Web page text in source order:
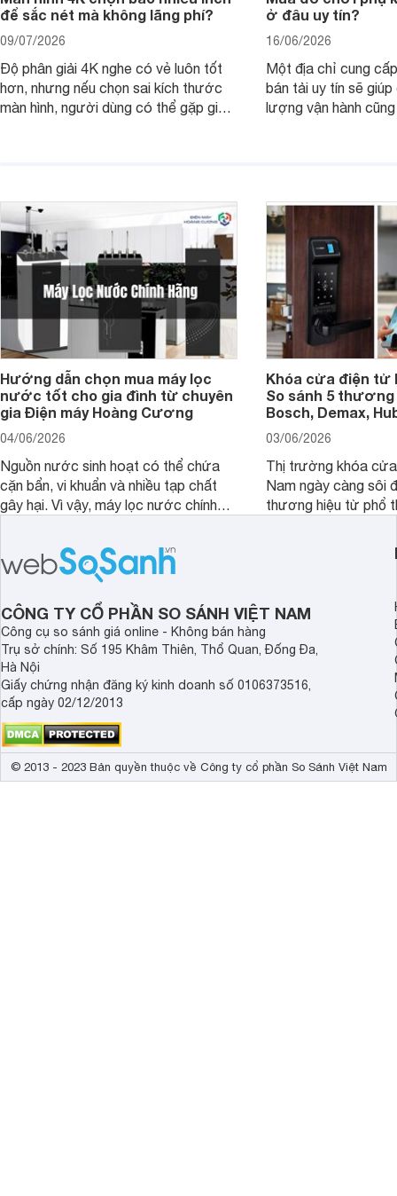
để sắc nét mà không lãng phí?
09/07/2026
Độ phân giải 4K nghe có vẻ luôn tốt
hơn, nhưng nếu chọn sai kích thước
màn hình, người dùng có thể gặp giao
ở đâu uy tín?
16/06/2026
Một địa chỉ cung
bán tải uy tín sẽ
lượng vận hành
Hướng dẫn chọn mua máy lọc
nước tốt cho gia đình từ chuyên
gia Điện máy Hoàng Cương
04/06/2026
Nguồn nước sinh hoạt có thể chứa
cặn bẩn, vi khuẩn và nhiều tạp chất
gây hại. Vì vậy, máy lọc nước chính
sức khỏe và đảm bảo nguồn nước
sạch cho cả gia đình.
Khóa cửa điện tử
So sánh 5 thương
Bosch, Demax,
03/06/2026
Thị trường khóa
Nam ngày càng sôi
thương hiệu từ phổ
cửa điện tử hãng
sẽ so sánh 5
Demax, Hubert và
CÔNG TY CỔ PHẦN SO SÁNH VIỆT NAM
Công cụ so sánh giá online - Không bán hàng
Trụ sở chính: Số 195 Khâm Thiên, Thổ Quan, Đống Đa,
Hà Nội
Giấy chứng nhận đăng ký kinh doanh số 0106373516,
cấp ngày 02/12/2013
© 2013 - 2023 Bản quyền thuộc về Công ty cổ phần So Sánh Việt Nam